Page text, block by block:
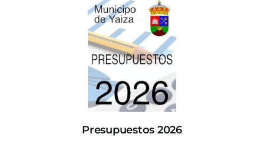
Presupuestos 2026